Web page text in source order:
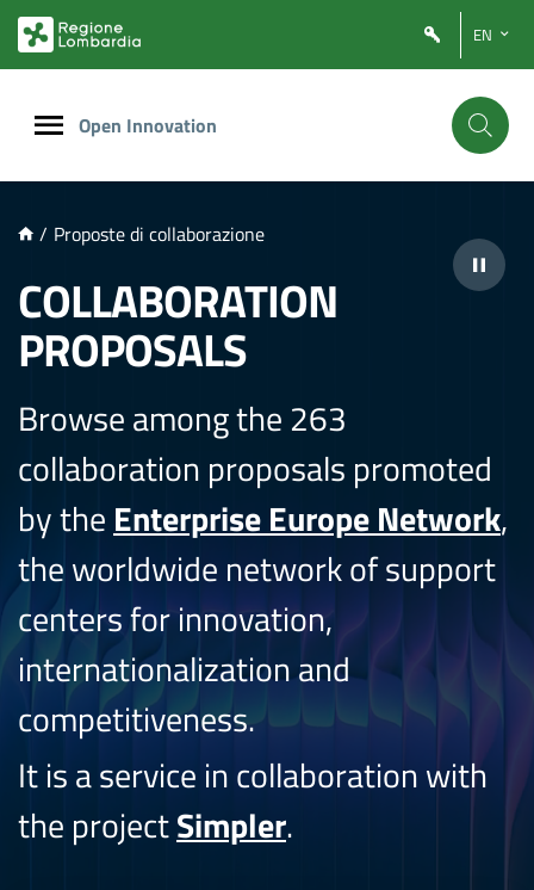
PRINCIPALE
EN
Open Innovation
/ Proposte di collaborazione
COLLABORATION
PROPOSALS
Browse among the 263
collaboration proposals promoted
by the Enterprise Europe Network,
the worldwide network of support
centers for innovation,
internationalization and
competitiveness.
It is a service in collaboration with
the projectSimpler.